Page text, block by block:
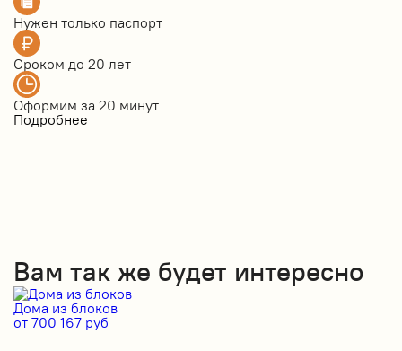
Нужен только паспорт
Сроком до 20 лет
Оформим за 20 минут
Подробнее
Вам так же будет интересно
Дома из блоков
от 700 167 руб